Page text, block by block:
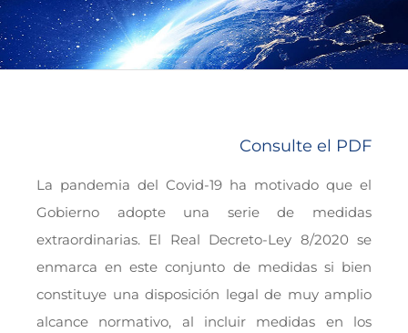
Consulte el PDF
La pandemia del Covid-19 ha motivado que el
Gobierno adopte una serie de medidas
extraordinarias. El Real Decreto-Ley 8/2020 se
enmarca en este conjunto de medidas si bien
constituye una disposición legal de muy amplio
alcance normativo, al incluir medidas en los